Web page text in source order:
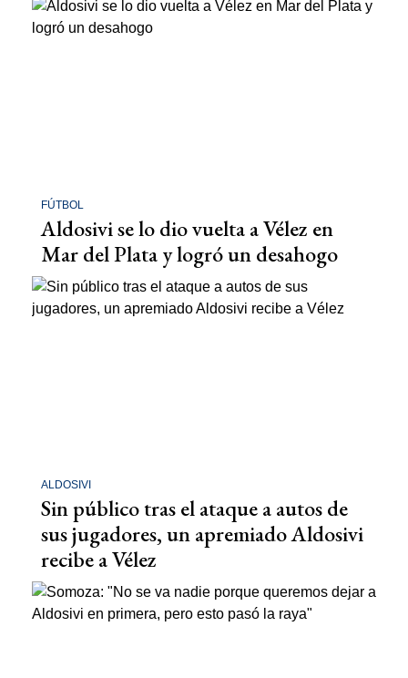
FÚTBOL
Aldosivi se lo dio vuelta a Vélez en
Mar del Plata y logró un desahogo
ALDOSIVI
Sin público tras el ataque a autos de
sus jugadores, un apremiado Aldosivi
recibe a Vélez